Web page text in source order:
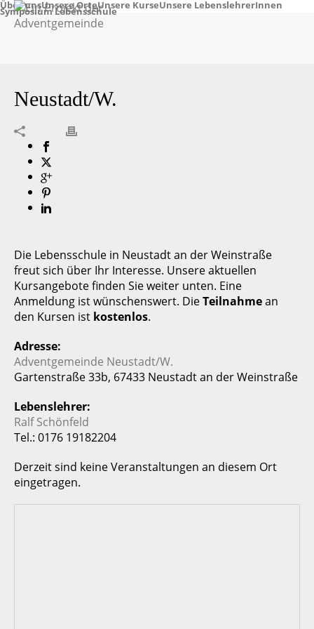
Über unsUnsere OrteUnsere KurseUnsere LebenslehrerInnen
Symposium Lebensschule
Neustadt/W.
Die Lebensschule in Neustadt an der Weinstraße
freut sich über Ihr Interesse. Unsere aktuellen
Kursangebote finden Sie weiter unten. Eine
Anmeldung ist wünschenswert. DieTeilnahmean
den Kursen ist kostenlos.
Adresse:
Adventgemeinde Neustadt/W.
Gartenstraße 33b, 67433 Neustadt an der Weinstraße
Lebenslehrer:
Ralf Schönfeld
Tel.: 0176 19182204
Derzeit sind keine Veranstaltungen an diesem Ort
eingetragen.